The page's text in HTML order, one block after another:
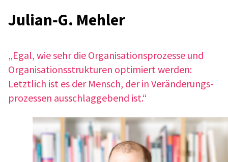
Julian‑G. Mehler
„Egal, wie sehr die Orga­ni­sa­ti­ons­pro­zesse und
Orga­ni­sa­ti­ons­struk­tu­ren opti­miert werden:
Letzt­lich ist es der Mensch, der in Verän­de­rungs­
pro­zes­sen ausschlag­ge­bend ist.“